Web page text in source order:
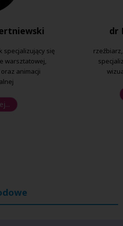
specjalizujący się
warsztatowej,
animacji
dr